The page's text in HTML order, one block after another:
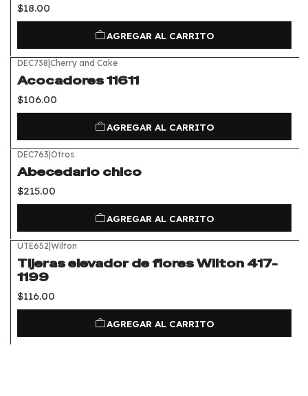
$18.00
AGREGAR AL CARRITO
DEC738|Cherry and Cake
Acocadores 11611
$106.00
AGREGAR AL CARRITO
DEC763|Otros
Abecedario chico
$215.00
AGREGAR AL CARRITO
UTE652|Wilton
Tijeras elevador de flores Wilton 417-
1199
$116.00
AGREGAR AL CARRITO